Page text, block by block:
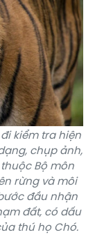
kiểm tra hiện
chụp ảnh,
Bộ môn
rừng và môi
đầu nhận
đất, có dấu
thú họ Chó.